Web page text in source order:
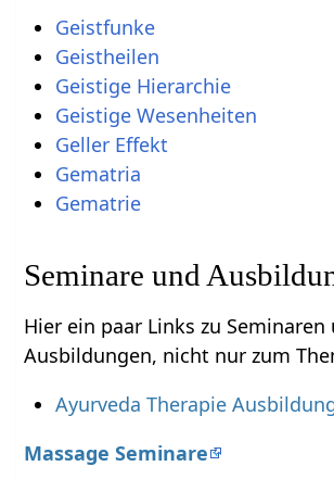
Geistfunke
Geistheilen
Geistige Hierarchie
Geistige Wesenheiten
Geller Effekt
Gematria
Gematrie
Seminare und
Hier ein paar Links zu Seminaren
Ausbildungen, nicht nur zum
Ayurveda Therapie
Massage Seminare